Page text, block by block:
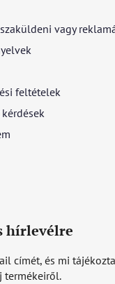
vagy
feltételek
hírlevélre
címét, és mi
termékeiről.